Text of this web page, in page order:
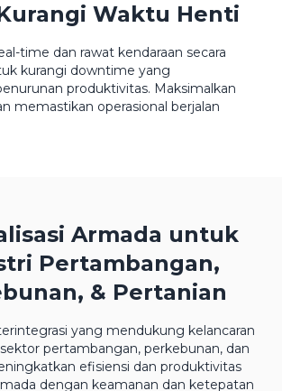
Waktu Henti
time dan rawat kendaraan secara
kurangi downtime yang
produktivitas. Maksimalkan
memastikan operasional berjalan
Armada untuk
Pertambangan,
& Pertanian
yang mendukung kelancaran
pertambangan, perkebunan, dan
efisiensi dan produktivitas
dengan keamanan dan ketepatan